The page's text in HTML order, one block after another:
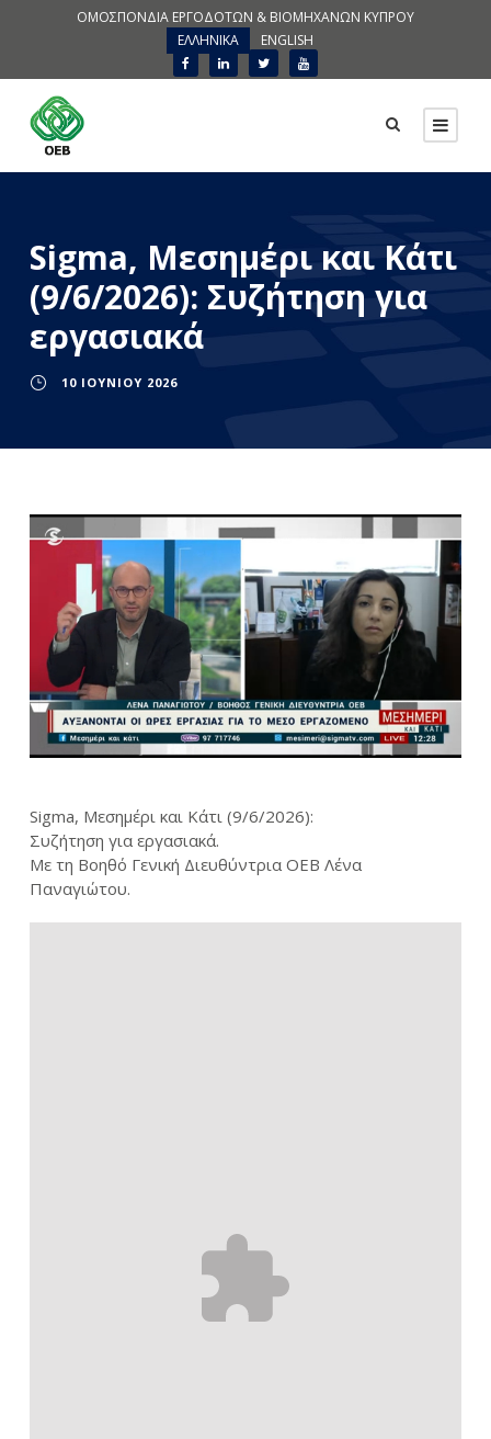
ΟΜΟΣΠΟΝΔΙΑ ΕΡΓΟΔΟΤΩΝ & ΒΙΟΜΗΧΑΝΩΝ ΚΥΠΡΟΥ
ΕΛΛΗΝΙΚΑ
ENGLISH
Sigma, Μεσημέρι και Κάτι
(9/6/2026): Συζήτηση για
εργασιακά
10 ΙΟΥΝΊΟΥ 2026
Sigma, Μεσημέρι και Κάτι (9/6/2026):
Συζήτηση για εργασιακά.
Με τη Βοηθό Γενική Διευθύντρια ΟΕΒ Λένα
Παναγιώτου.